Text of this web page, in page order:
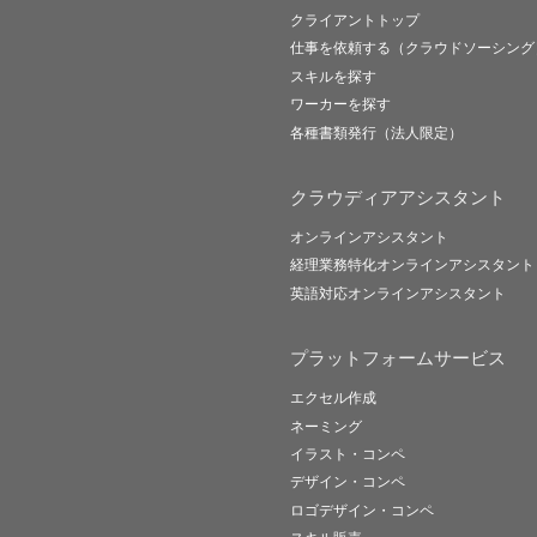
クライアントトップ
仕事を依頼する（クラウドソーシング
スキルを探す
ワーカーを探す
各種書類発行（法人限定）
クラウディアアシスタント
オンラインアシスタント
経理業務特化オンラインアシスタント
英語対応オンラインアシスタント
プラットフォームサービス
エクセル作成
ネーミング
イラスト・コンペ
デザイン・コンペ
ロゴデザイン・コンペ